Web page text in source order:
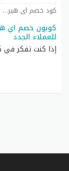
كود خصم اي هيرب كوبون
للعملاء الجدد
إذا كنت تفكر